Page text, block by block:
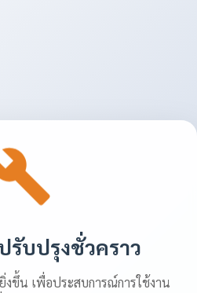
รับปรุงชั่วคราว
งขึ้น เพื่อประสบการณ์การใช้งาน